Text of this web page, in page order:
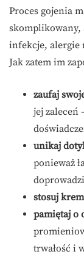
Proces gojenia
skomplikowany,
infekcje, alergie
Jak zatem im
zaufaj
jej zaleceń
unikaj
ponieważ
stosuj
pamiętaj o
trwałość i